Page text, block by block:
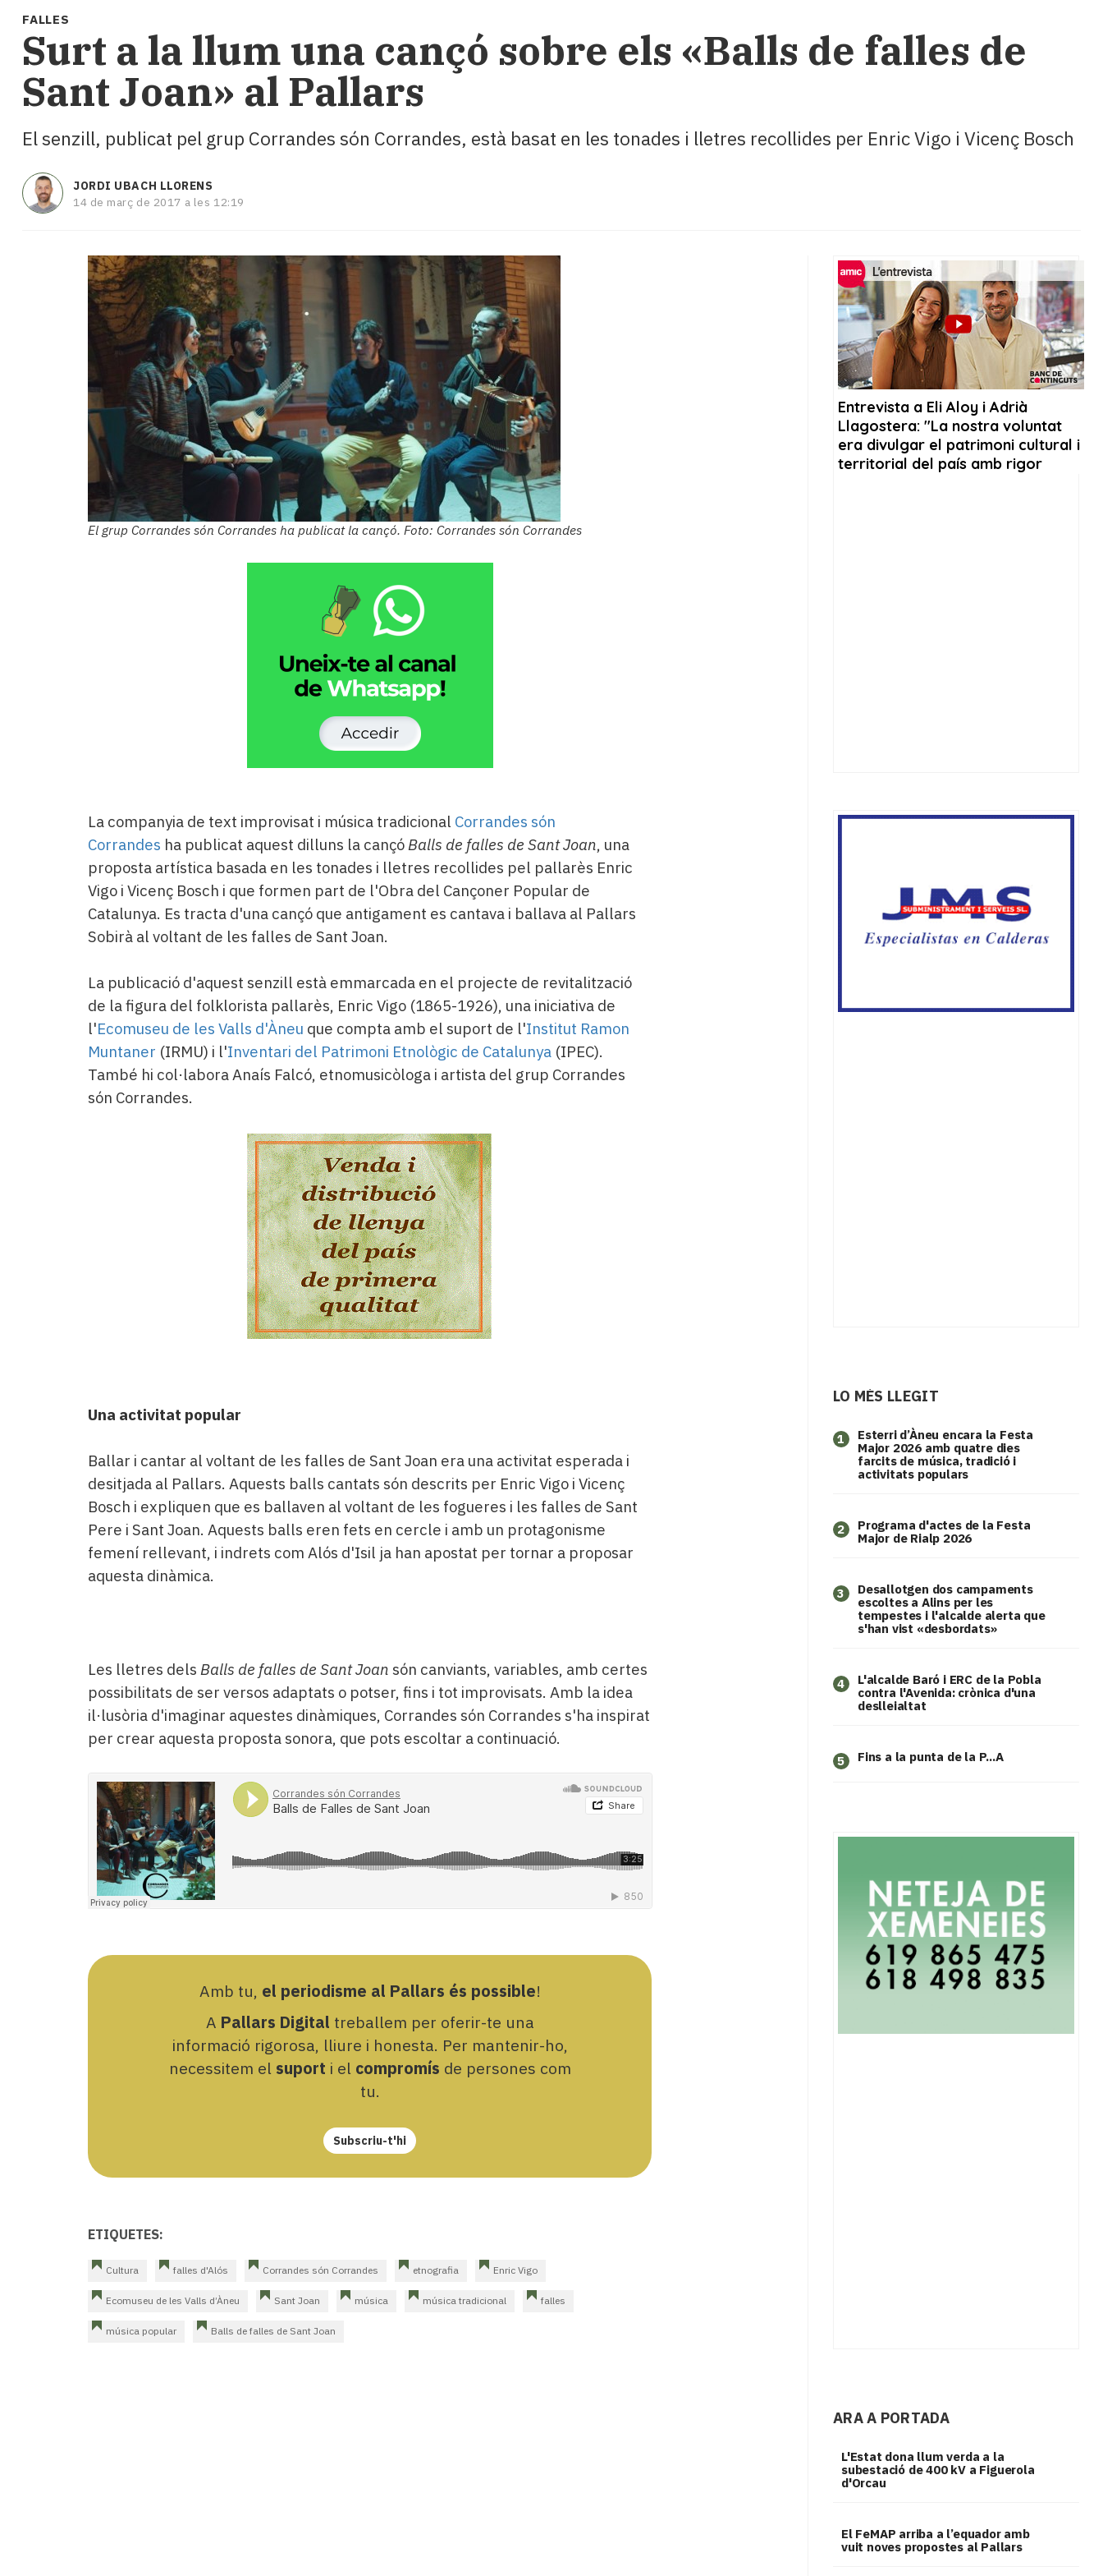
i
turisme
Cultura
Esports
Mai
tant!
i
El
temps
Enquestes
newsletter
patrocinat
FALLES
Surt a la llum una cançó sobre els «Balls de falles de
Sant Joan» al Pallars
El senzill, publicat pel grup Corrandes són Corrandes, està basat en les tonades i lletres recollides per Enric Vigo i Vicenç Bosch
JORDI UBACH LLORENS
14 de març de 2017 a les 12:19
El grup Corrandes són Corrandes ha publicat la cançó. Foto: Corrandes són Corrandes
La companyia de text improvisat i música tradicional Corrandes són
Corrandes ha publicat aquest dilluns la cançóBalls de falles de Sant Joan, una
proposta artística basada en les tonades i lletres recollides pel pallarès Enric
Vigo i Vicenç Bosch i que formen part de l'Obra del Cançoner Popular de
Catalunya. Es tracta d'una cançó que antigament es cantava i ballava al Pallars
Sobirà al voltant de les falles de Sant Joan.
La publicació d'aquest senzill està emmarcada en el projecte de revitalització
de la figura del folklorista pallarès, Enric Vigo (1865-1926), una iniciativa de
l'Ecomuseu de les Valls d'Àneu que compta amb el suport de l'Institut Ramon
Muntaner (IRMU) i l'Inventari del Patrimoni Etnològic de Catalunya(IPEC).
També hi col·labora Anaís Falcó, etnomusicòloga i artista del grup Corrandes
són Corrandes.
Una activitat popular
Ballar i cantar al voltant de les falles de Sant Joan era una activitat esperada i
desitjada al Pallars. Aquests balls cantats són descrits per Enric Vigo i Vicenç
Bosch i expliquen que es ballaven al voltant de les fogueres i les falles de Sant
Pere i Sant Joan. Aquests balls eren fets en cercle i amb un protagonisme
femení rellevant, i indrets com Alós d'Isil ja han apostat per tornar a proposar
aquesta dinàmica.
Les lletres dels Balls de falles de Sant Joan són canviants, variables, amb certes
possibilitats de ser versos adaptats o potser, fins i tot improvisats. Amb la idea
il·lusòria d'imaginar aquestes dinàmiques, Corrandes són Corrandes s'ha inspirat
per crear aquesta proposta sonora, que pots escoltar a continuació.
Amb tu, el periodisme al Pallars és possible!
A Pallars Digital treballem per oferir-te una
informació rigorosa, lliure i honesta. Per mantenir-ho,
necessitem el suport i el compromís de persones com
tu.
Subscriu-t'hi
ETIQUETES:
Cultura falles d'Alós Corrandes són Corrandes etnografia Enric Vigo
Ecomuseu de les Valls d’Àneu Sant Joan música música tradicional falles
música popular Balls de falles de Sant Joan
LO MÉS LLEGIT
1
Esterri d’Àneu encara la Festa
Major 2026 amb quatre dies
farcits de música, tradició i
activitats populars
2
Programa d'actes de la Festa
Major de Rialp 2026
3
​Desallotgen dos campaments
escoltes a Alins per les
tempestes i l'alcalde alerta que
s'han vist «desbordats»
4
L'alcalde Baró i ERC de la Pobla
contra l'Avenida: crònica d'una
deslleialtat
5 Fins a la punta de la P...A
ARA A PORTADA
L'Estat dona llum verda a la
subestació de 400 kV a Figuerola
d'Orcau
El FeMAP arriba a l’equador amb
vuit noves propostes al Pallars